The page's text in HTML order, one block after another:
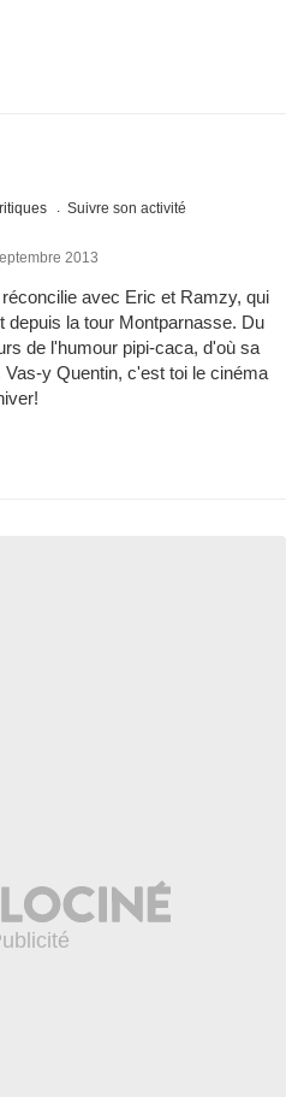
Suivre son activité
2013
avec Eric et Ramzy, qui
depuis la tour Montparnasse. Du
de l'humour pipi-caca, d'où sa
y Quentin, c'est toi le cinéma